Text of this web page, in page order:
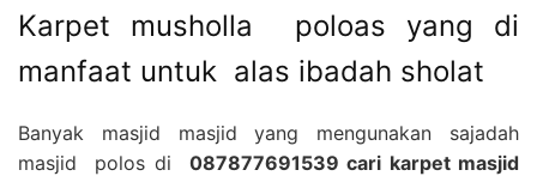
Karpet musholla poloas yang di
manfaat untuk alas ibadah sholat
Banyak masjid masjid yang mengunakan sajadah
masjid polos di 087877691539 cari karpet masjid